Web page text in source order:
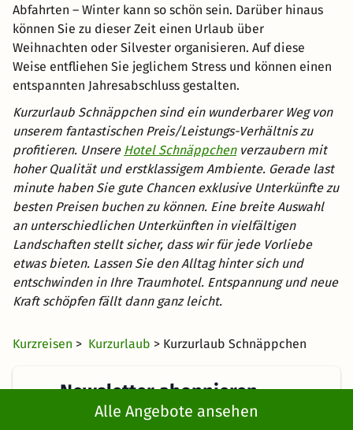
Alle Angebote ansehen
Abfahrten – Winter kann so schön sein. Darüber hinaus
können Sie zu dieser Zeit einen Urlaub über
Weihnachten oder Silvester organisieren. Auf diese
Weise entfliehen Sie jeglichem Stress und können einen
entspannten Jahresabschluss gestalten.
Kurzurlaub Schnäppchen sind ein wunderbarer Weg von
unserem fantastischen Preis/Leistungs-Verhältnis zu
profitieren. Unsere Hotel Schnäppchenverzaubern mit
hoher Qualität und erstklassigem Ambiente. Gerade last
minute haben Sie gute Chancen exklusive Unterkünfte zu
besten Preisen buchen zu können. Eine breite Auswahl
an unterschiedlichen Unterkünften in vielfältigen
Landschaften stellt sicher, dass wir für jede Vorliebe
etwas bieten. Lassen Sie den Alltag hinter sich und
entschwinden in Ihre Traumhotel. Entspannung und neue
Kraft schöpfen fällt dann ganz leicht.
Kurzreisen > Kurzurlaub > Kurzurlaub Schnäppchen
Newsletter abonnieren